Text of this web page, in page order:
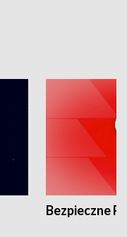
Bezpieczne